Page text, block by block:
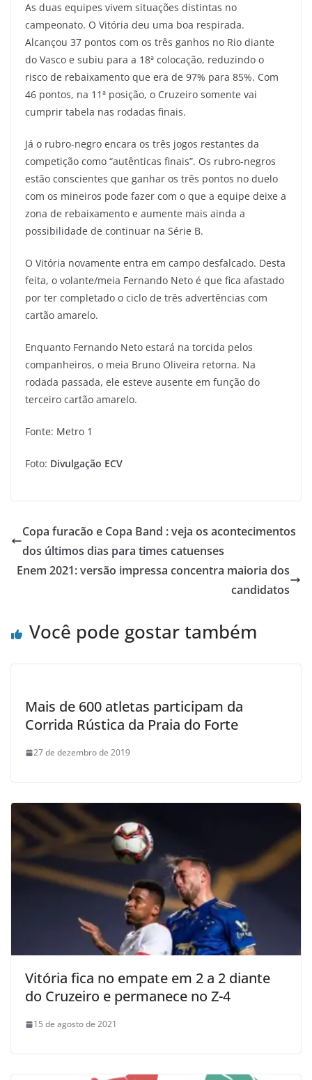
As duas equipes vivem situações distintas no
campeonato. O Vitória deu uma boa respirada.
Alcançou 37 pontos com os três ganhos no Rio diante
do Vasco e subiu para a 18ª colocação, reduzindo o
risco de rebaixamento que era de 97% para 85%. Com
46 pontos, na 11ª posição, o Cruzeiro somente vai
cumprir tabela nas rodadas finais.
Já o rubro-negro encara os três jogos restantes da
competição como “autênticas finais”. Os rubro-negros
estão conscientes que ganhar os três pontos no duelo
com os mineiros pode fazer com o que a equipe deixe a
zona de rebaixamento e aumente mais ainda a
possibilidade de continuar na Série B.
O Vitória novamente entra em campo desfalcado. Desta
feita, o volante/meia Fernando Neto é que fica afastado
por ter completado o ciclo de três advertências com
cartão amarelo.
Enquanto Fernando Neto estará na torcida pelos
companheiros, o meia Bruno Oliveira retorna. Na
rodada passada, ele esteve ausente em função do
terceiro cartão amarelo.
Fonte: Metro 1
Foto: Divulgação ECV
Copa furacão e Copa Band : veja os acontecimentos
dos últimos dias para times catuenses
Enem 2021: versão impressa concentra maioria dos
candidatos
Você pode gostar também
Mais de 600 atletas participam da
Corrida Rústica da Praia do Forte
27 de dezembro de 2019
Vitória fica no empate em 2 a 2 diante
do Cruzeiro e permanece no Z-4
15 de agosto de 2021